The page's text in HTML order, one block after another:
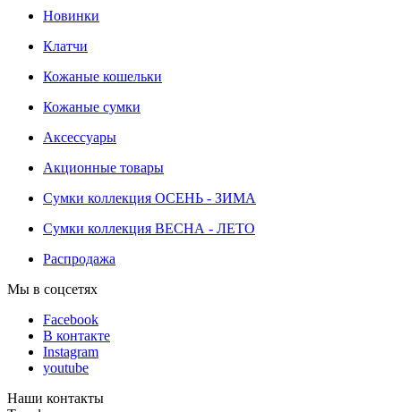
Новинки
Клатчи
Кожаные кошельки
Кожаные сумки
Аксессуары
Акционные товары
Сумки коллекция ОСЕНЬ - ЗИМА
Сумки коллекция ВЕСНА - ЛЕТО
Распродажа
Мы в соцсетях
Facebook
В контакте
Instagram
youtube
Наши контакты